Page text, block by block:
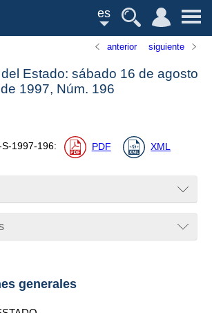
es
anterior siguiente
Estado: sábado 16 de agosto
de 1997, Núm. 196
S-1997-196: PDF XML
generales